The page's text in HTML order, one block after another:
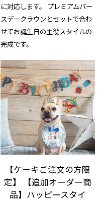
に対応します。 プレミアムバー
スデークラウンとセットで合わ
せてお誕生日の主役スタイルの
完成です。
【ケーキご注文の方限
定】 【追加オーダー商
品】ハッピースタイ